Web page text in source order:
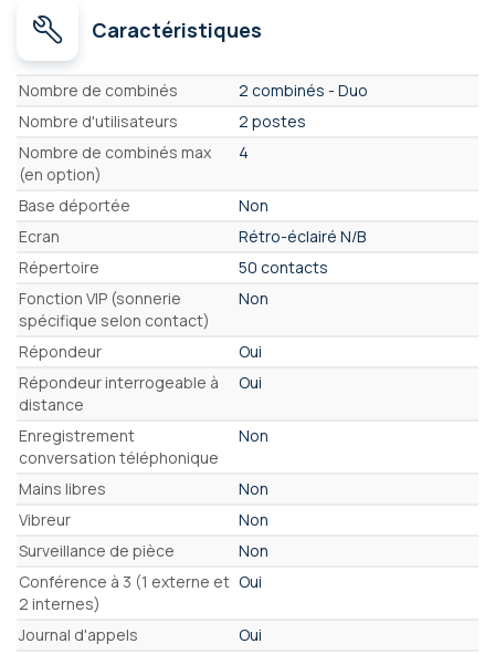
Caractéristiques
Caractéristiques
Nombre de combinés
2 combinés - Duo
Nombre d'utilisateurs
2 postes
Nombre de combinés max
(en option)
4
Base déportée
Non
Ecran
Rétro-éclairé N/B
Répertoire
50 contacts
Fonction VIP (sonnerie
spécifique selon contact)
Non
Répondeur
Oui
Répondeur interrogeable à
distance
Oui
Enregistrement
conversation téléphonique
Non
Mains libres
Non
Vibreur
Non
Surveillance de pièce
Non
Conférence à 3 (1 externe et
2 internes)
Oui
Journal d'appels
Oui